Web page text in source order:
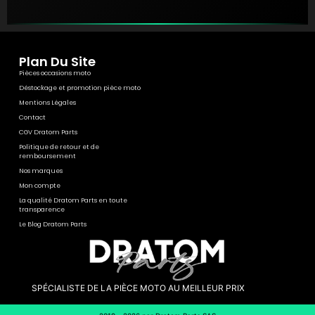
SPÉCIALISTE DE LA PIÈCE MOTO AU MEILLEUR PRIX
Plan Du Site
Pièces occasions moto
Déstockage et promotion pièce moto
Mentions Légales
Contact
CGV Dratom Parts
Politique de retour et de
remboursement
Nos marques
Mon compte
La qualité Dratom Parts en toute
transparence
Le Blog Dratom Parts